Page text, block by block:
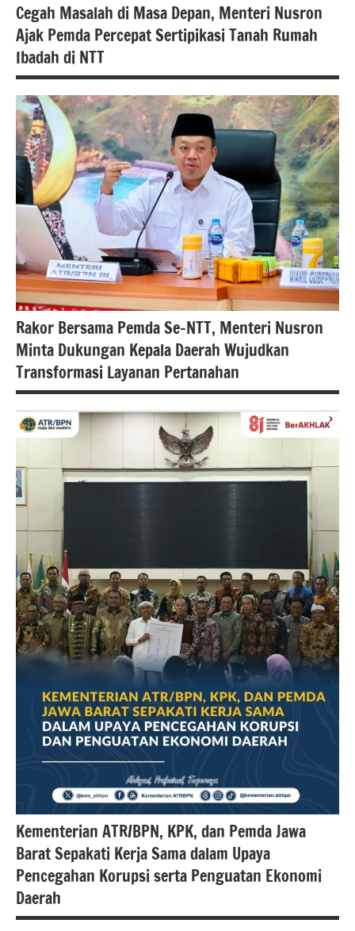
Cegah Masalah di Masa Depan, Menteri Nusron
Ajak Pemda Percepat Sertipikasi Tanah Rumah
Ibadah di NTT
#atrbpn
#Kementerian
ATR/BPN
#Kementerian
ATR/BPN RI
#Kementerian
Atrbpnri
#kementerianatrbpn
Berita
Kementerianatrabpnri
Rakor Bersama Pemda Se-NTT, Menteri Nusron
Minta Dukungan Kepala Daerah Wujudkan
Transformasi Layanan Pertanahan
#atrbpn
ATR/BPN
#Kementerian
ATR/BPN RI
#Kementerian
Atrbpnri
Kementerian ATR/BPN, KPK, dan Pemda Jawa
Barat Sepakati Kerja Sama dalam Upaya
Pencegahan Korupsi serta Penguatan Ekonomi
Daerah